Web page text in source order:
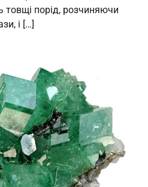
товщі порід, розчиняючи
і […]